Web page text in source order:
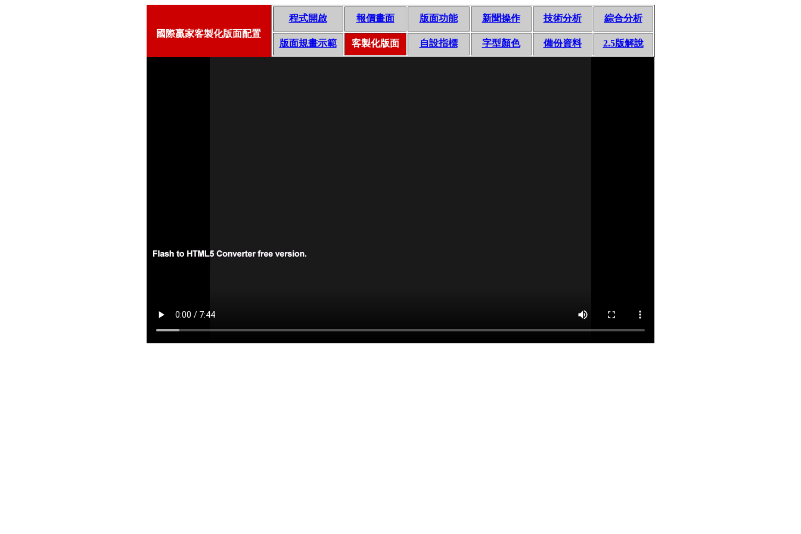
國際贏家客製化版面配置
程式開啟 報價畫面 版面功能 新聞操作 技術分析 綜合分析
版面規畫示範 客製化版面 自設指標 字型顏色 備份資料 2.5版解說